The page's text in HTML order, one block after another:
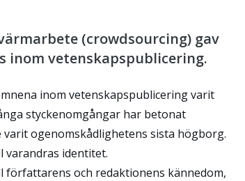
(crowdsourcing) gav
inom vetenskapspublicering.
inom vetenskapspublicering varit
styckenomgångar har betonat
ogenomskådlighetens sista högborg.
varandras identitet.
och redaktionens kännedom,